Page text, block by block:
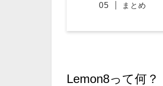
まとめ
Lemon8って何？